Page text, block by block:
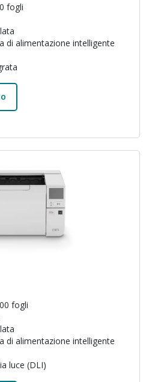
fogli
di alimentazione intelligente
fogli
di alimentazione intelligente
luce (DLI)